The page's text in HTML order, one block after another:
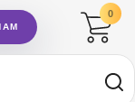
0